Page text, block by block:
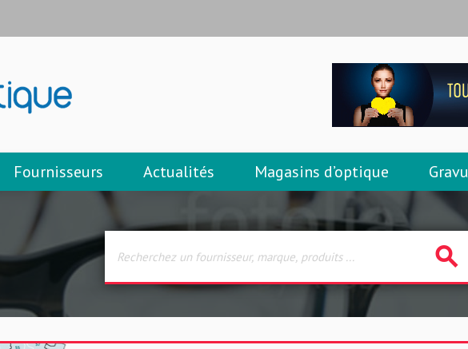
Fournisseurs Actualités Magasins d’optique
search